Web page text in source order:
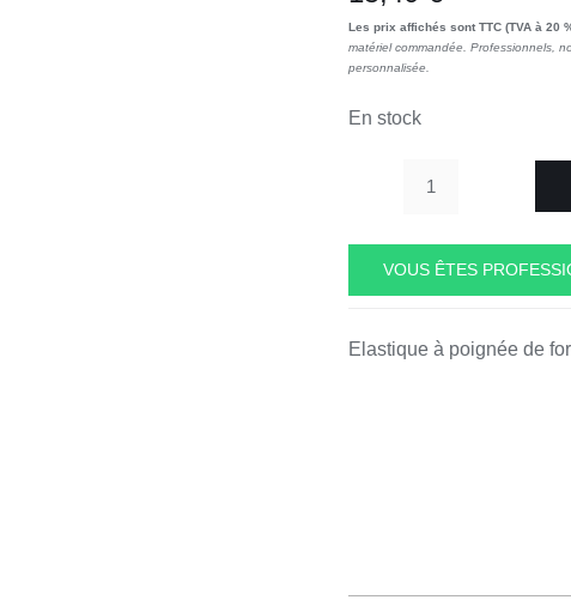
Les prix affichés sont TTC (TVA à 20
matériel commandée. Professionnels,
personnalisée.
En stock
quantité
Elastique
à
force
VOUS ÊTES
Elastique à poignée de